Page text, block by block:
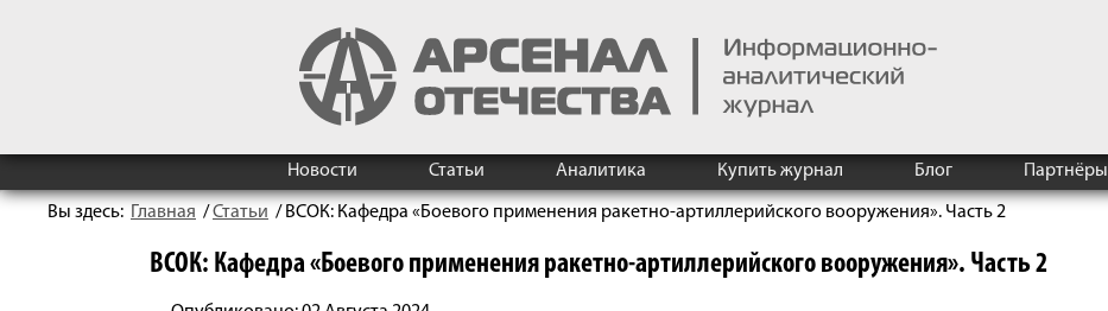
Новости Статьи Аналитика Купить журнал Блог Партнёры
Вы здесь: Главная /Статьи / ВСОК: Кафедра «Боевого применения ракетно-артиллерийского вооружения». Часть 2
ВСОК: Кафедра «Боевого применения ракетно-артиллерийского вооружения». Часть 2